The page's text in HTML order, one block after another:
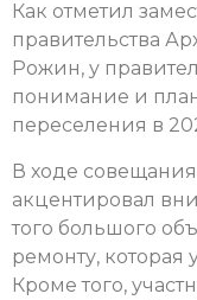
Как отметил
правительства
Рожин, у
понимание и
переселения в
В ходе
акцентировал
того большого
ремонту,
Кроме того,